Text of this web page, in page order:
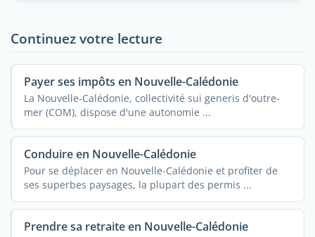
Continuez votre lecture
Payer ses impôts en Nouvelle-Calédonie
La Nouvelle-Calédonie, collectivité sui generis d'outre-
mer (COM), dispose d'une autonomie ...
Conduire en Nouvelle-Calédonie
Pour se déplacer en Nouvelle-Calédonie et profiter de
ses superbes paysages, la plupart des permis ...
Prendre sa retraite en Nouvelle-Calédonie